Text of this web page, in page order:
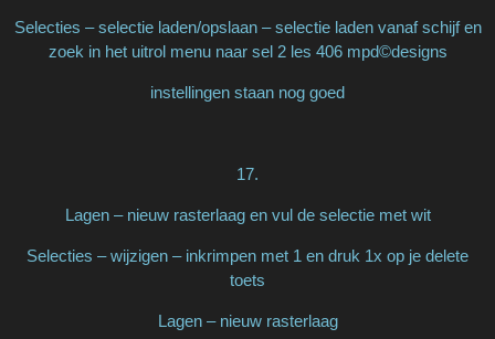
Selecties – selectie laden/opslaan – selectie laden vanaf schijf en
zoek in het uitrol menu naar sel 2 les 406 mpd©designs
instellingen staan nog goed
17.
Lagen – nieuw rasterlaag en vul de selectie met wit
Selecties – wijzigen – inkrimpen met 1 en druk 1x op je delete
toets
Lagen – nieuw rasterlaag